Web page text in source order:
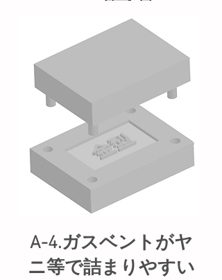
A-4.ガスベントがヤ
ニ等で詰まりやすい